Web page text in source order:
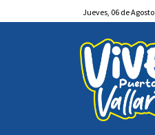
Jueves, 06 deAgosto